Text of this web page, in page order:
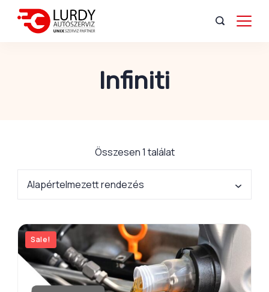
Infiniti
Összesen 1 találat
Sale!